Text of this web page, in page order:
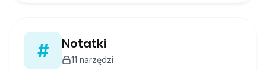
# Notatki
11 narzędzi